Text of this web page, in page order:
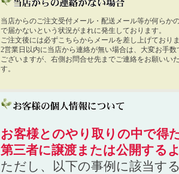
当店からのご注文受付メール・配送メール等が何らか
で届かないという状況がまれに発生しております。
ご注文後には必ずこちらからメールを差し上げており
2営業日以内に当店から連絡が無い場合は、大変お手数
ございますが、右側お問合せ先までご連絡をお願いい
す。
お客様とのやり取りの中で得
第三者に譲渡または公開する
ただし、以下の事例に該当す